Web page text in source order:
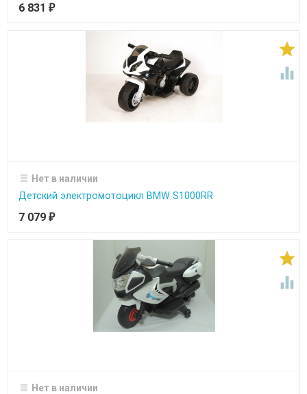
6 831 ₽


Нет в наличии
Детский электромотоцикл BMW S1000RR
7 079 ₽


Нет в наличии